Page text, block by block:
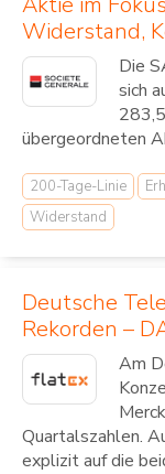
Widerstand,
Die
sich
übergeordneten
200-Tage-Linie
Widerstand
Deutsche
Rekorden –
Am
Quartalszahlen.
explizit auf die